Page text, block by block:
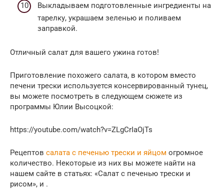
Выкладываем подготовленные ингредиенты на
тарелку, украшаем зеленью и поливаем
заправкой.
Отличный салат для вашего ужина готов!
Приготовление похожего салата, в котором вместо
печени трески используется консервированный тунец,
вы можете посмотреть в следующем сюжете из
программы Юлии Высоцкой:
https://youtube.com/watch?v=ZLgCrIaOjTs
Рецептов салата с печенью трески и яйцом огромное
количество. Некоторые из них вы можете найти на
нашем сайте в статьях: «Салат с печенью трески и
рисом», и .